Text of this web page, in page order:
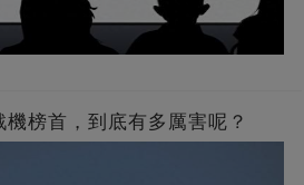
榜首，到底有多厲害呢？